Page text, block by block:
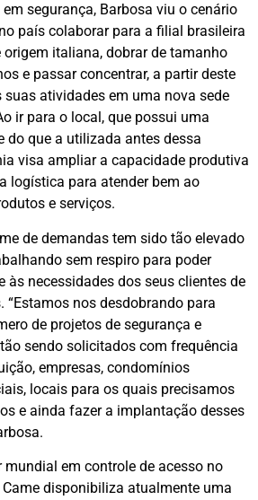
segurança, Barbosa viu o cenário
país colaborar para a filial brasileira
origem italiana, dobrar de tamanho
e passar concentrar, a partir deste
suas atividades em uma nova sede
ir para o local, que possui uma
do que a utilizada antes dessa
visa ampliar a capacidade produtiva
logística para atender bem ao
e serviços.
de demandas tem sido tão elevado
sem respiro para poder
às necessidades dos seus clientes de
“Estamos nos desdobrando para
de projetos de segurança e
sendo solicitados com frequência
empresas, condomínios
locais para os quais precisamos
e ainda fazer a implantação desses
mundial em controle de acesso no
disponibiliza atualmente uma